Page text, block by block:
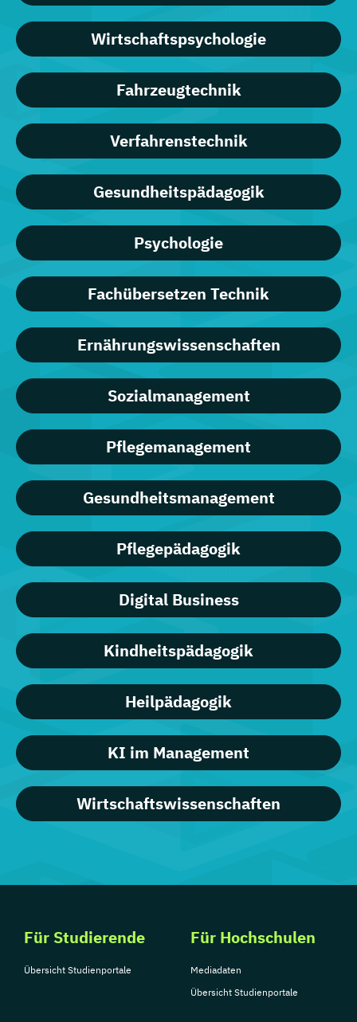
Wirtschaftspsychologie
Fahrzeugtechnik
Verfahrenstechnik
Gesundheitspädagogik
Psychologie
Fachübersetzen Technik
Ernährungswissenschaften
Sozialmanagement
Pflegemanagement
Gesundheitsmanagement
Pflegepädagogik
Digital Business
Kindheitspädagogik
Heilpädagogik
KI im Management
Wirtschaftswissenschaften
Für Studierende
Übersicht Studienportale
Für Hochschulen
Mediadaten
Übersicht Studienportale